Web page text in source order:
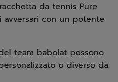
da tennis Pure
avversari con un potente
team babolat possono
o diverso da